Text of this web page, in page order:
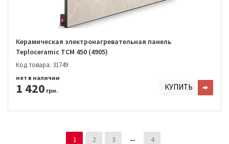
Керамическая электронагревательная панель
Teploceramic TCM 450 (4905)
Код товара: 31749
1 420 грн.
нет в наличии
КУПИТЬ
1 2 3 4